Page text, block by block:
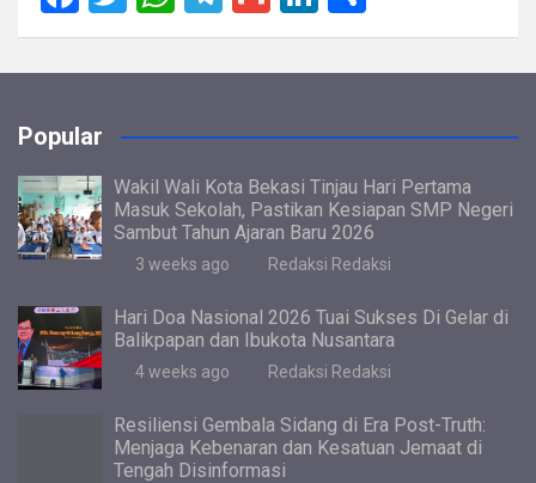
a
ce
o
o
k
wi
tt
h
at
A
p
p
el
e
a
m
m
ail
n
ke
n
h
ar
Popular
Wakil Wali Kota Bekasi Tinjau Hari Pertama
Masuk Sekolah, Pastikan Kesiapan SMP Negeri
Sambut Tahun Ajaran Baru 2026
3 weeks ago Redaksi Redaksi
Hari Doa Nasional 2026 Tuai Sukses Di Gelar di
Balikpapan dan Ibukota Nusantara
4 weeks ago Redaksi Redaksi
Resiliensi Gembala Sidang di Era Post-Truth:
Menjaga Kebenaran dan Kesatuan Jemaat di
Tengah Disinformasi